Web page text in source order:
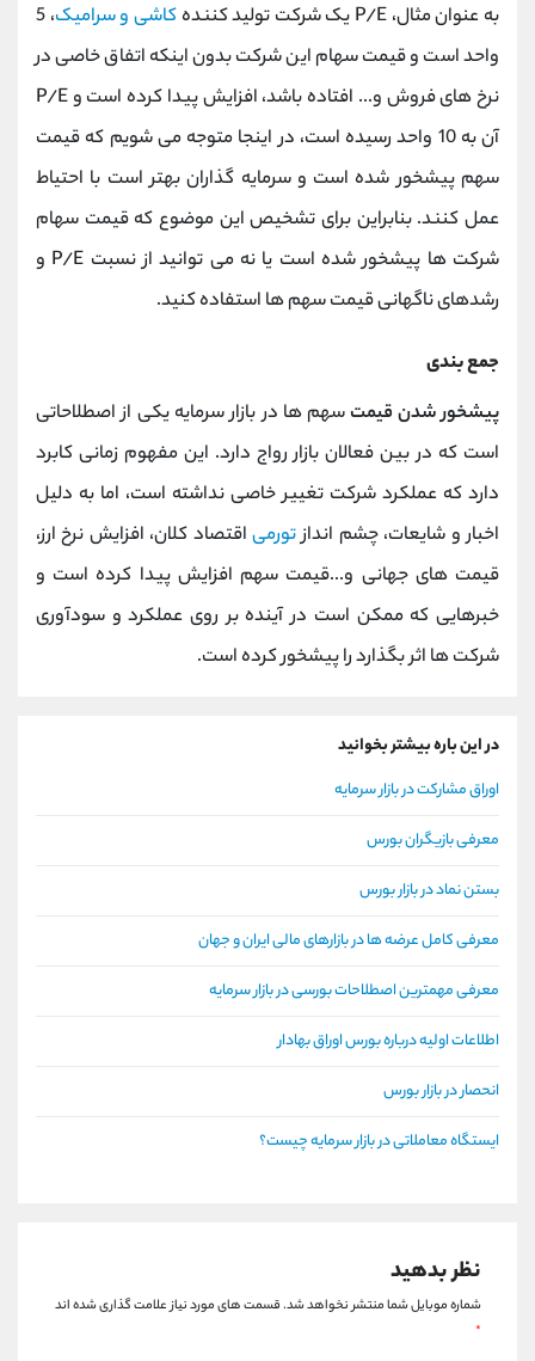
به عنوان مثال، P/E یک شرکت تولید کننده
کاشی و سرامیک ، 5
واحد است و قیمت سهام این شرکت بدون اینکه اتفاق خاصی در
نرخ های فروش و... افتاده باشد، افزایش پیدا کرده است و P/E
آن به 10 واحد رسیده است، در اینجا متوجه می شویم که قیمت
سهم پیشخور شده است و سرمایه گذاران بهتر است با احتیاط
عمل کنند. بنابراین برای تشخیص این موضوع که قیمت سهام
شرکت ها پیشخور شده است یا نه می توانید از نسبت P/E و
رشدهای ناگهانی قیمت سهم ها استفاده کنید.
جمع بندی
پیشخور شدن قیمتسهم ها در بازار سرمایه یکی از اصطلاحاتی
است که در بین فعالان بازار رواج دارد. این مفهوم زمانی کابرد
دارد که عملکرد شرکت تغییر خاصی نداشته است، اما به دلیل
اخبار و شایعات، چشم اندازتورمی اقتصاد کلان، افزایش نرخ ارز،
قیمت های جهانی و...قیمت سهم افزایش پیدا کرده است و
خبرهایی که ممکن است در آینده بر روی عملکرد و سودآوری
شرکت ها اثر بگذارد را پیشخور کرده است.
در این باره بیشتر بخوانید
اوراق مشارکت در بازار سرمایه
معرفی بازیگران بورس
بستن نماد در بازار بورس
معرفی کامل عرضه ها در بازارهای مالی ایران و جهان
معرفی مهمترین اصطلاحات بورسی در بازار سرمایه
اطلاعات اولیه درباره بورس اوراق بهادار
انحصار در بازار بورس
ایستگاه معاملاتی در بازار سرمایه چیست؟
نظر بدهید
شماره موبایل شما منتشر نخواهد شد.قسمت های مورد نیاز علامت گذاری شده اند
*